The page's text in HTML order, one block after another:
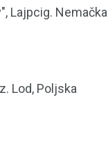
Lajpcig. Nemačka
Lod, Poljska